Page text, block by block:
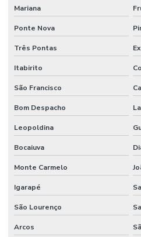
Mariana
Ponte Nova
Três Pontas
Itabirito
São Francisco
Bom Despacho
Leopoldina
Bocaiuva
Monte Carmelo
Igarapé
São Lourenço
Arcos